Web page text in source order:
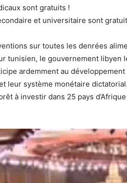
sont gratuits !
et universitaire sont
sur toutes les denrées
tunisien, le gouvernement libyen
ardemment au
leur système monétaire
à investir dans 25 pays